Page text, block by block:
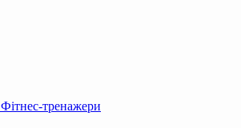
Фітнес-тренажери